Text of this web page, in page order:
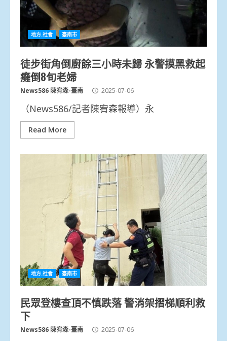
地方.社會 臺南市
徒步街角倒廚餘三小時未歸 永警摸黑救起
癱倒8旬老婦
News586 陳宥森-臺南 2025-07-06
（News586/記者陳宥森報導）永
Read More
地方.社會 臺南市
民眾登樓查頂不慎跌落 警消架摺梯順利救
下
News586 陳宥森-臺南 2025-07-06